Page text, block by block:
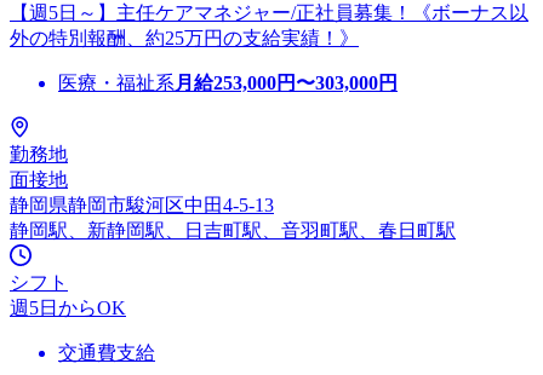
【週5日～】主任ケアマネジャー/正社員募集！《ボーナス以
外の特別報酬、約25万円の支給実績！》
医療・福祉系 月給253,000円〜303,000円
勤務地
面接地
静岡県静岡市駿河区中田4-5-13
静岡駅、新静岡駅、日吉町駅、音羽町駅、春日町駅
シフト
週5日からOK
交通費支給